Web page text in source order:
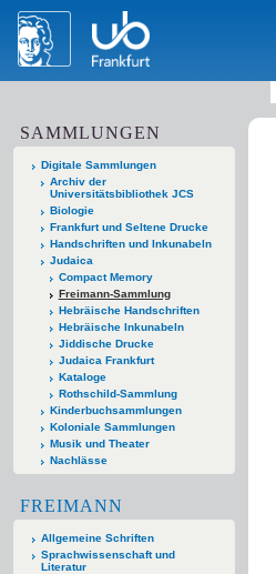
SAMMLUNGEN
Digitale Sammlungen
Archiv der
Universitätsbibliothek JCS
Biologie
Frankfurt und Seltene Drucke
Handschriften und Inkunabeln
Judaica
Compact Memory
Freimann-Sammlung
Hebräische Handschriften
Hebräische Inkunabeln
Jiddische Drucke
Judaica Frankfurt
Kataloge
Rothschild-Sammlung
Kinderbuchsammlungen
Koloniale Sammlungen
Musik und Theater
Nachlässe
FREIMANN
Allgemeine Schriften
Sprachwissenschaft und
Literatur